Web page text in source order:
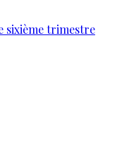
sixième trimestre